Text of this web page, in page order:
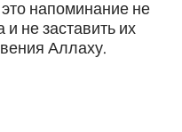
напоминание не
не заставить их
Аллаху.